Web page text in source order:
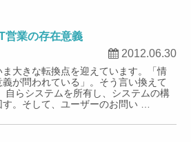
営業の存在意義
2012.06.30
大きな転換点を迎えています。「情
が問われている」。そう言い換えて
自らシステムを所有し、システムの構
す。そして、ユーザーのお問い …